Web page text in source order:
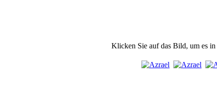
Klicken Sie auf das Bild, um es